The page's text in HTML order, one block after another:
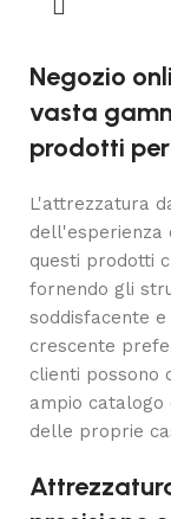
Negozio
vasta
prodotti
L'attrezzatura
dell'esperienza
questi prodotti
fornendo gli
soddisfacente e
crescente
clienti possono
ampio
delle proprie